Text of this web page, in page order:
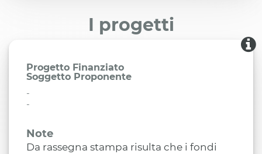
I progetti
Progetto Finanziato
Soggetto Proponente
-
-
Note
Da rassegna stampa risulta che i fondi